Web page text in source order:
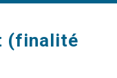
(finalité